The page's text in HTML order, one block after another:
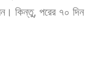
কিন্তু, পরের ৭০ দিন